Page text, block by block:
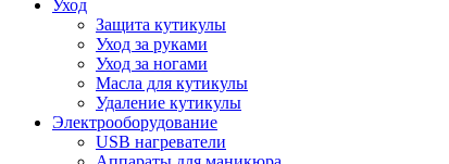
Уход
Защита кутикулы
Уход за руками
Уход за ногами
Масла для кутикулы
Удаление кутикулы
Электрооборудование
USB нагреватели